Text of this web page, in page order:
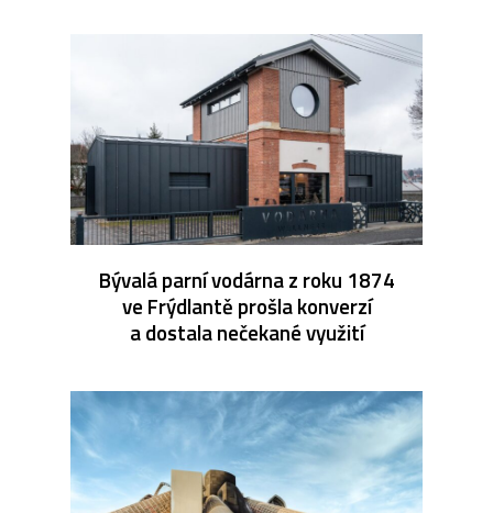
Bývalá parní vodárna z roku 1874
ve Frýdlantě prošla konverzí
a dostala nečekané využití